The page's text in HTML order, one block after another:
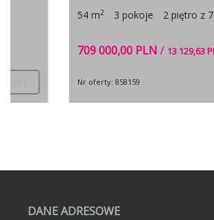
3 pokoje 2 piętro z 7 2026 rok
709 000,00 PLN/13 129,63 PLN /m2
Nr oferty: 858159
DANE ADRESOWE